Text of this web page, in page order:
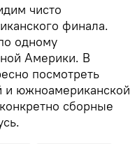
чисто
финала.
одному
Америки. В
посмотреть
и южноамериканской
сборные